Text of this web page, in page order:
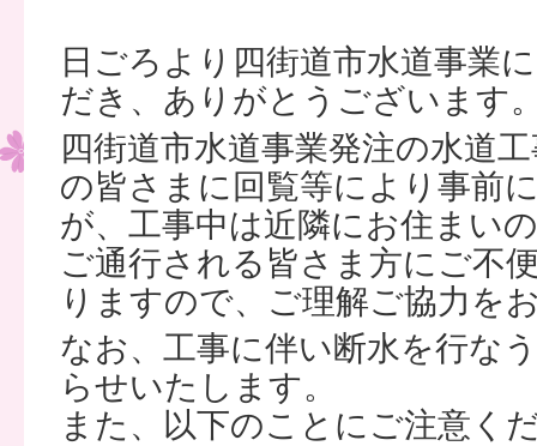
日ごろより四街道市水道事業
だき、ありがとうございます
四街道市水道事業発注の水道
の皆さまに回覧等により事前
が、工事中は近隣にお住まい
ご通行される皆さま方にご不
りますので、ご理解ご協力を
なお、工事に伴い断水を行な
らせいたします。
また、以下のことにご注意く